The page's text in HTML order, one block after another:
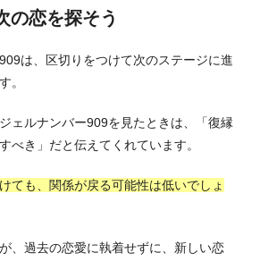
の恋を探そう
は、区切りをつけて次のステージに進
。
ェルナンバー909を見たときは、「復縁
べき」だと伝えてくれています。
ても、関係が戻る可能性は低いでしょ
、過去の恋愛に執着せずに、新しい恋